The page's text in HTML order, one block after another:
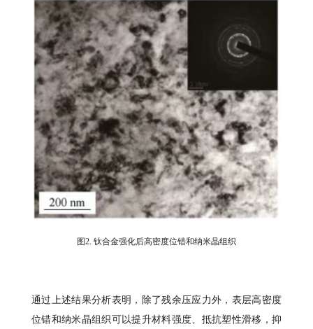
图2. 钛合金强化后高密度位错和纳米晶组织
通过上述结果分析表明，除了残余压应力外，表层高密度
位错和纳米晶组织可以提升材料强度、抵抗塑性滑移，抑